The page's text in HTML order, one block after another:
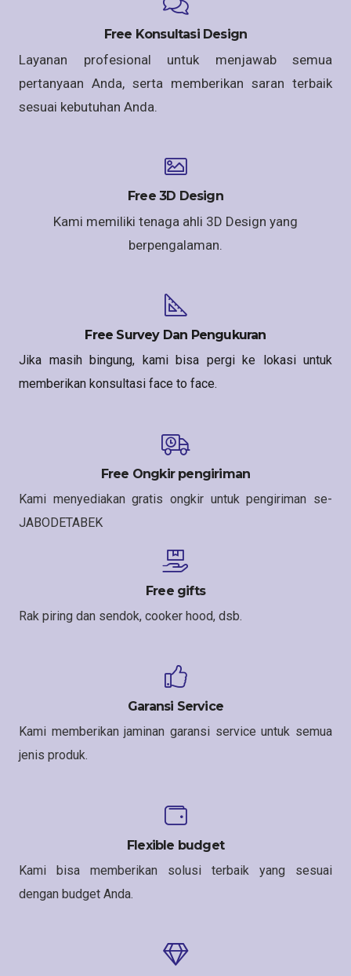
Free Konsultasi Design
Layanan profesional untuk menjawab semua
pertanyaan Anda, serta memberikan saran terbaik
sesuai kebutuhan Anda.
Free 3D Design
Kami memiliki tenaga ahli 3D Design yang
berpengalaman.
Free Survey Dan Pengukuran
Jika masih bingung, kami bisa pergi ke lokasi untuk
memberikan konsultasi face to face.
Free Ongkir pengiriman
Kami menyediakan gratis ongkir untuk pengiriman se-
JABODETABEK
Free gifts
Rak piring dan sendok, cooker hood, dsb.
Garansi Service
Kami memberikan jaminan garansi service untuk semua
jenis produk.
Flexible budget
Kami bisa memberikan solusi terbaik yang sesuai
dengan budget Anda.